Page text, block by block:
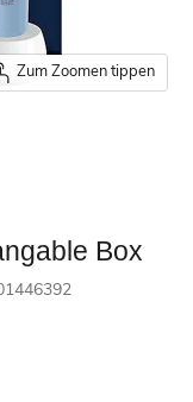
Zum Zoomen tippen
Box